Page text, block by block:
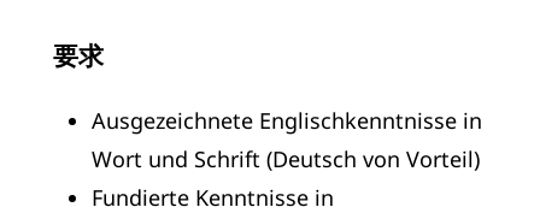
要求
Ausgezeichnete Englischkenntnisse in
Wort und Schrift (Deutsch von Vorteil)
Fundierte Kenntnisse in